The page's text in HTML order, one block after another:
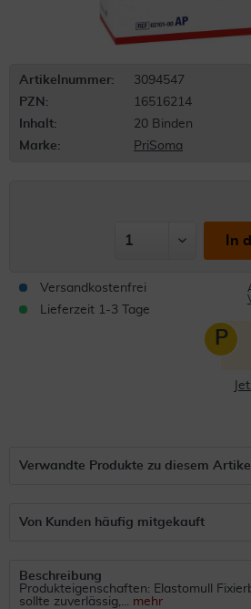
Artikelnummer:
3094547
PZN:
16516214
Inhalt:
20 Binden
Marke:
PriSoma
In
Versandkostenfrei
Lieferzeit 1-3 Tage
P
Verwandte Produkte zu diesem Artikel
Von Kunden häufig mitgekauft
Beschreibung
Produkteigenschaften: Elastomull
sollte zuverlässig,... mehr